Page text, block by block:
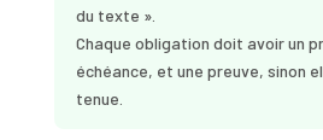
du texte ».
Chaque obligation doit avoir un
échéance, et une preuve, sinon
tenue.